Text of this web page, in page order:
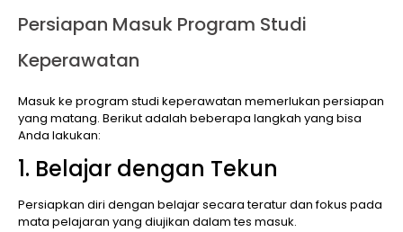
Persiapan Masuk Program Studi
Keperawatan
Masuk ke program studi keperawatan memerlukan persiapan
yang matang. Berikut adalah beberapa langkah yang bisa
Anda lakukan:
1. Belajar dengan Tekun
Persiapkan diri dengan belajar secara teratur dan fokus pada
mata pelajaran yang diujikan dalam tes masuk.